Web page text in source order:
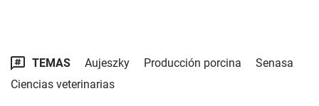
TEMAS Aujeszky Producción porcina
Senasa
Ciencias veterinarias